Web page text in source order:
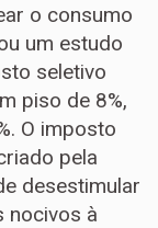
o consumo
um estudo
seletivo
piso de 8%,
O imposto
pela
desestimular
nocivos à